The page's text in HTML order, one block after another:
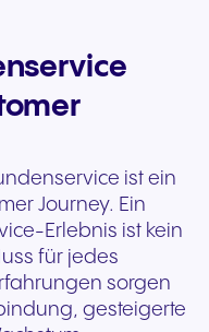
ist ein
Journey. Ein
Erlebnis ist kein
für jedes
sorgen
gesteigerte